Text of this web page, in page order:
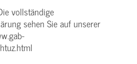
vollständige
sehen Sie auf unserer